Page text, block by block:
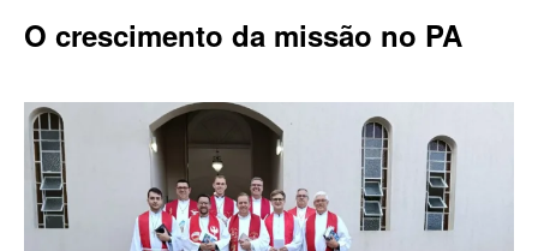
O crescimento da missão no PA